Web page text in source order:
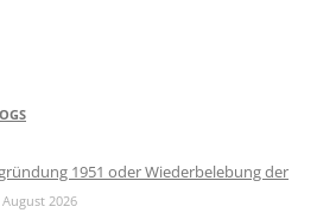
1951 oder Wiederbelebung der
August 2026